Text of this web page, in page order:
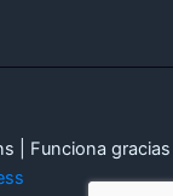
| Funciona gracias